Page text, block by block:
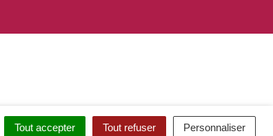
Tout accepter Tout refuser Personnaliser